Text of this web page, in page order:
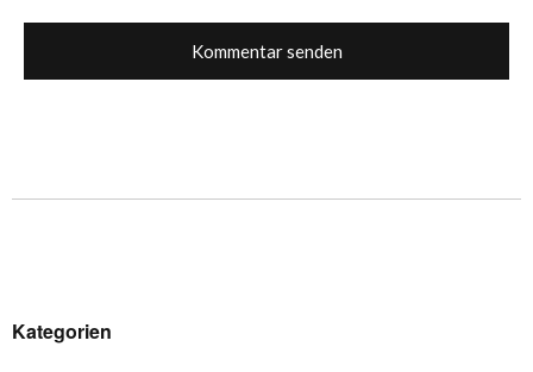
Kategorien